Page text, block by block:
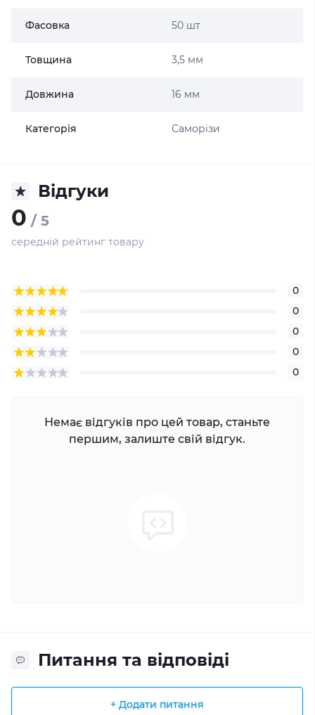
Фасовка 50 шт
Товщина 3,5 мм
Довжина 16 мм
Категорія Саморізи
Відгуки
0 / 5
середній рейтинг товару
0
0
0
0
0
Немає відгуків про цей товар, станьте
першим, залиште свій відгук.
Питання та відповіді
+ Додати питання